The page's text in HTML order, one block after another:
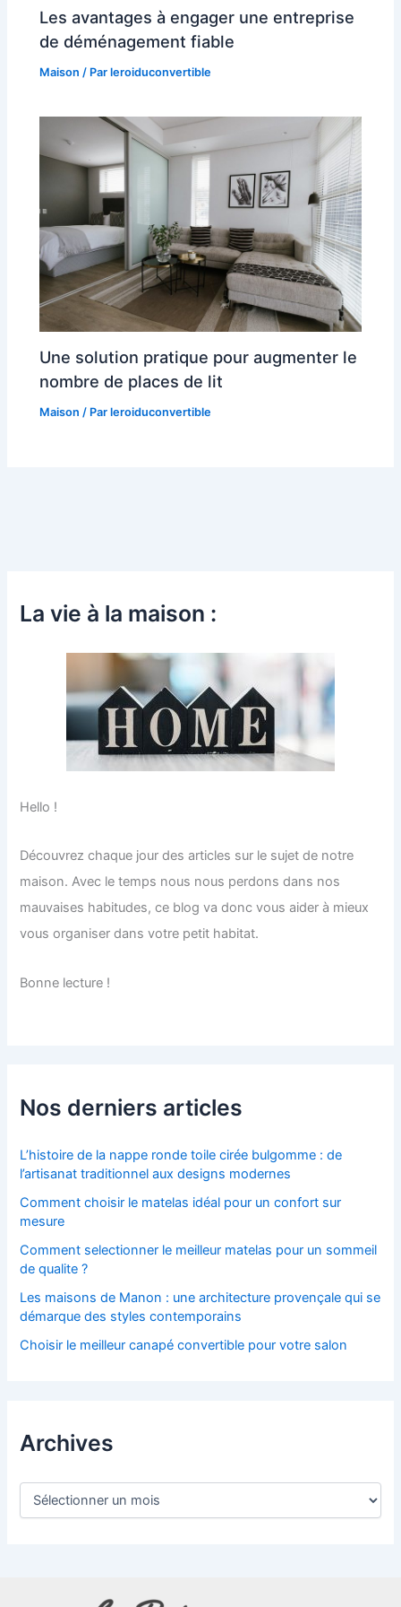
Les avantages à engager une entreprise
de déménagement fiable
Maison / Parleroiduconvertible
Une solution pratique pour augmenter le
nombre de places de lit
Maison / Parleroiduconvertible
La vie à la maison :
Hello !
Découvrez chaque jour des articles sur le sujet de notre
maison. Avec le temps nous nous perdons dans nos
mauvaises habitudes, ce blog va donc vous aider à mieux
vous organiser dans votre petit habitat.
Bonne lecture !
Nos derniers articles
L’histoire de la nappe ronde toile cirée bulgomme : de
l’artisanat traditionnel aux designs modernes
Comment choisir le matelas idéal pour un confort sur
mesure
Comment selectionner le meilleur matelas pour un sommeil
de qualite ?
Les maisons de Manon : une architecture provençale qui se
démarque des styles contemporains
Choisir le meilleur canapé convertible pour votre salon
Archives
A